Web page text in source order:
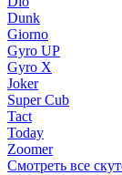
Dunk
Giorno
Gyro UP
Gyro X
Joker
Super Cub
Tact
Today
Zoomer
Смотреть все